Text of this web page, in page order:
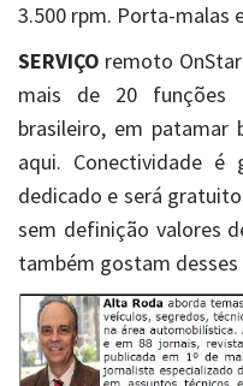
3.500 rpm. Porta-malas
SERVIÇO remoto
mais de 20 funções
brasileiro, em patamar
aqui. Conectividade
dedicado e será
sem definição valores
também gostam desses